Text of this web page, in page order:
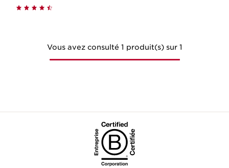
Vous avez consulté 1 produit(s) sur 1